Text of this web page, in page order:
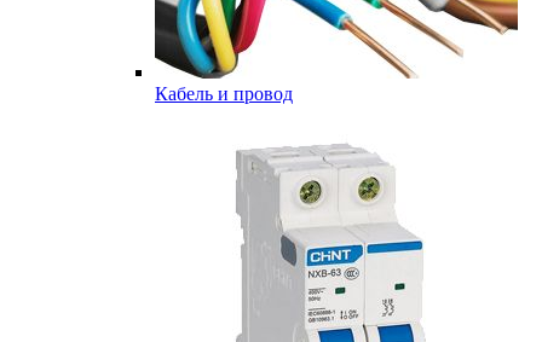
Кабель и провод